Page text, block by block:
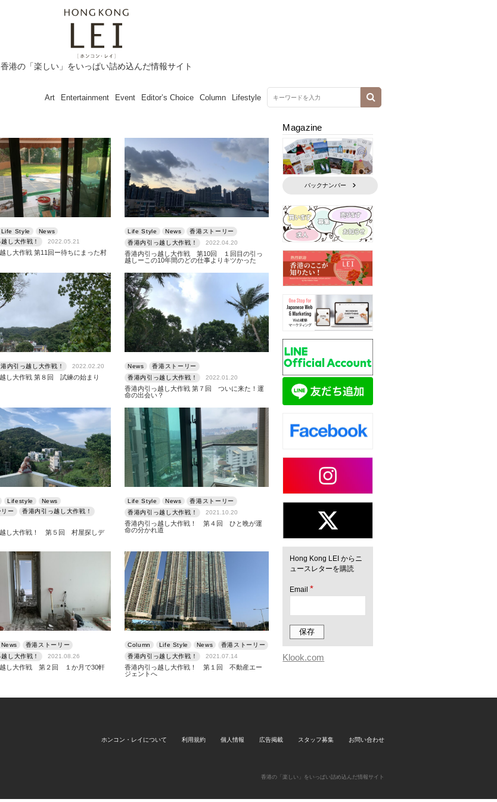
香港の「楽しい」をいっぱい詰め込んだ情報サイト
Art Entertainment Event Editor’s Choice Column Lifestyle
Life Style
News
し大作戦！
2022.05.21
し大作戦 第11回ー待ちにまった村
Life Style News
香港ストーリー
香港内引っ越し大作戦！
2022.04.20
香港内引っ越し大作戦 第10回 １回目の引っ
越しーこの10年間のどの仕事よりキツかった
内引っ越し大作戦！ 2022.02.20
し大作戦 第８回 試練の始まり
News
香港ストーリー
香港内引っ越し大作戦！
2022.01.20
香港内引っ越し大作戦 第７回 ついに来た！運
命の出会い？
Lifestyle
News
ー
香港内引っ越し大作戦！
越し大作戦！ 第５回 村屋探しデ
Life Style News
香港ストーリー
香港内引っ越し大作戦！
2021.10.20
香港内引っ越し大作戦！ 第４回 ひと晩が運
命の分かれ道
News
香港ストーリー
し大作戦！
2021.08.26
越し大作戦 第２回 １か月で30軒
Column Life Style News
香港ストーリー
香港内引っ越し大作戦！
2021.07.14
香港内引っ越し大作戦！ 第１回 不動産エー
ジェントへ
Magazine
バックナンバー
Hong Kong LEI からニ
ュースレターを購読
Email*
Klook.com
ホンコン・レイについて 利用規約 個人情報 広告掲載 スタッフ募集 お問い合わせ
香港の「楽しい」をいっぱい詰め込んだ情報サイト